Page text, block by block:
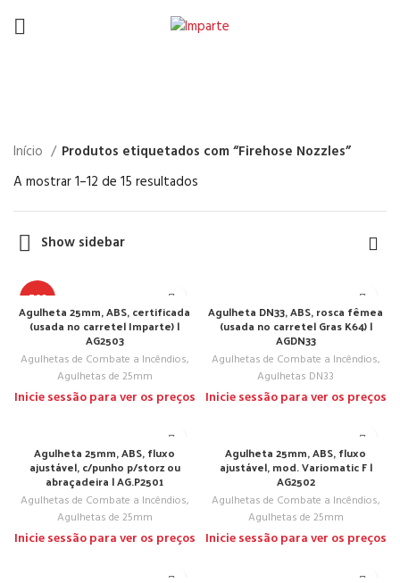
Início
Produtos etiquetados com “Firehose Nozzles”
A mostrar 1–12 de 15 resultados
Show sidebar
TOP
Agulheta 25mm, ABS, certificada
(usada no carretel Imparte) |
AG2503
Agulhetas de Combate a Incêndios,
Agulhetas de 25mm
Inicie sessão para ver os preços
Agulheta DN33, ABS, rosca fêmea
(usada no carretel Gras K64) |
AGDN33
Agulhetas de Combate a Incêndios,
Agulhetas DN33
Inicie sessão para ver os preços
Agulheta 25mm, ABS, fluxo
ajustável, c/punho p/storz ou
abraçadeira | AG.P2501
Agulhetas de Combate a Incêndios,
Agulhetas de 25mm
Inicie sessão para ver os preços
Agulheta 25mm, ABS, fluxo
ajustável, mod. Variomatic F |
AG2502
Agulhetas de Combate a Incêndios,
Agulhetas de 25mm
Inicie sessão para ver os preços